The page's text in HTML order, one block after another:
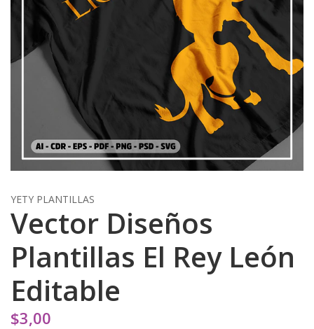
YETY PLANTILLAS
Vector Diseños
Plantillas El Rey León
Editable
$3,00